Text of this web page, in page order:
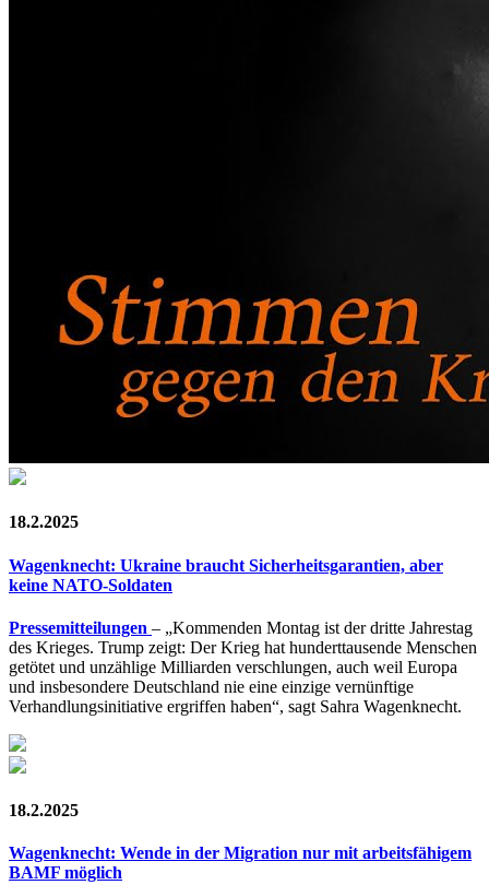
18.2.2025
Wagenknecht: Ukraine braucht Sicherheitsgarantien, aber
keine NATO-Soldaten
Pressemitteilungen – „Kommenden Montag ist der dritte Jahrestag
des Krieges. Trump zeigt: Der Krieg hat hunderttausende Menschen
getötet und unzählige Milliarden verschlungen, auch weil Europa
und insbesondere Deutschland nie eine einzige vernünftige
Verhandlungsinitiative ergriffen haben“, sagt Sahra Wagenknecht.
18.2.2025
Wagenknecht: Wende in der Migration nur mit arbeitsfähigem
BAMF möglich